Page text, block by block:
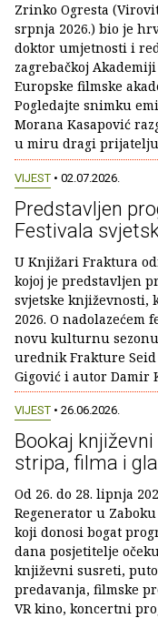
Zrinko Ogresta
srpnja 2026.) bio je
doktor umjetnosti i
zagrebačkoj
Europske filmske
Pogledajte snimku
Morana Kasapović
u miru dragi
VIJEST • 02.07.2026.
Predstavljen
Festivala
U Knjižari Fraktura
kojoj je predstavljen
svjetske književnosti,
2026. O
novu kulturnu
urednik Frakture
Gigović i autor Damir
VIJEST • 26.06.2026.
Bookaj
stripa, filma i
Od 26. do 28. lipnja
Regenerator u
koji donosi bogat
dana posjetitelje
književni susreti,
predavanja, filmske
VR kino, koncertni